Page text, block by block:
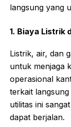
langsung yang
1. Biaya Listrik
Listrik, air, dan
untuk menjaga
operasional
terkait
utilitas ini
dapat berjalan.